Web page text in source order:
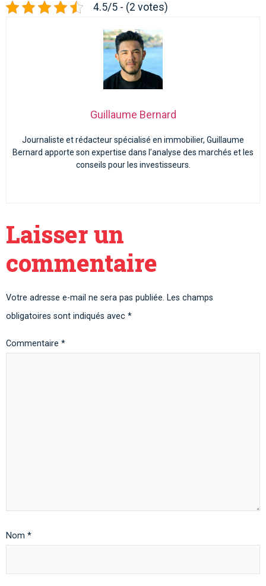
4.5/5 - (2 votes)
Guillaume Bernard
Journaliste et rédacteur spécialisé en immobilier, Guillaume
Bernard apporte son expertise dans l’analyse des marchés et les
conseils pour les investisseurs.
Laisser un
commentaire
Votre adresse e-mail ne sera pas publiée. Les champs
obligatoires sont indiqués avec *
Commentaire *
Nom *